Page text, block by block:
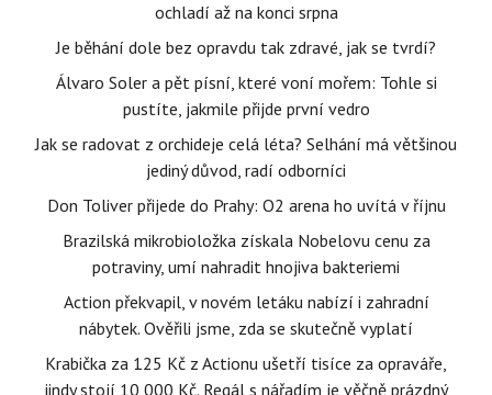
ochladí až na konci srpna
Je běhání dole bez opravdu tak zdravé, jak se tvrdí?
Álvaro Soler a pět písní, které voní mořem: Tohle si
pustíte, jakmile přijde první vedro
Jak se radovat z orchideje celá léta? Selhání má většinou
jediný důvod, radí odborníci
Don Toliver přijede do Prahy: O2 arena ho uvítá v říjnu
Brazilská mikrobioložka získala Nobelovu cenu za
potraviny, umí nahradit hnojiva bakteriemi
Action překvapil, v novém letáku nabízí i zahradní
nábytek. Ověřili jsme, zda se skutečně vyplatí
Krabička za 125 Kč z Actionu ušetří tisíce za opraváře,
jindy stojí 10 000 Kč. Regál s nářadím je věčně prázdný